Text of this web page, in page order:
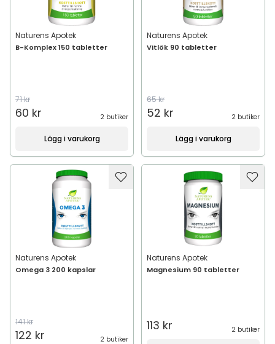
Naturens Apotek
B-Komplex 150 tabletter
71 kr
60 kr 2 butiker
Lägg i varukorg
Naturens Apotek
Vitlök 90 tabletter
65 kr
52 kr 2 butiker
Lägg i varukorg
Naturens Apotek
Omega 3 200 kapslar
141 kr
122 kr 2 butiker
Naturens Apotek
Magnesium 90 tabletter
113 kr 2 butiker